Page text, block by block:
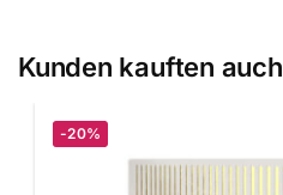
Kunden kauften auch
-20%